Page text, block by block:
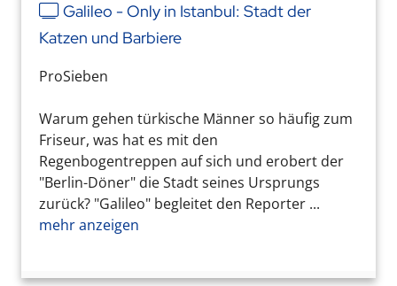
Galileo - Only in Istanbul: Stadt der
Katzen und Barbiere
ProSieben
Warum gehen türkische Männer so häufig zum
Friseur, was hat es mit den
Regenbogentreppen auf sich und erobert der
"Berlin-Döner" die Stadt seines Ursprungs
zurück? "Galileo" begleitet den Reporter ...
mehr anzeigen